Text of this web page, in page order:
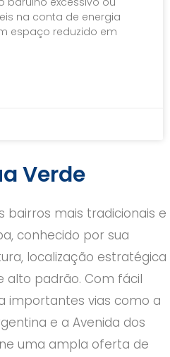
na conta de energia
espaço reduzido em
Verde
bairros mais tradicionais e
conhecido por sua
localização estratégica
alto padrão. Com fácil
importantes vias como a
e a Avenida dos
uma ampla oferta de